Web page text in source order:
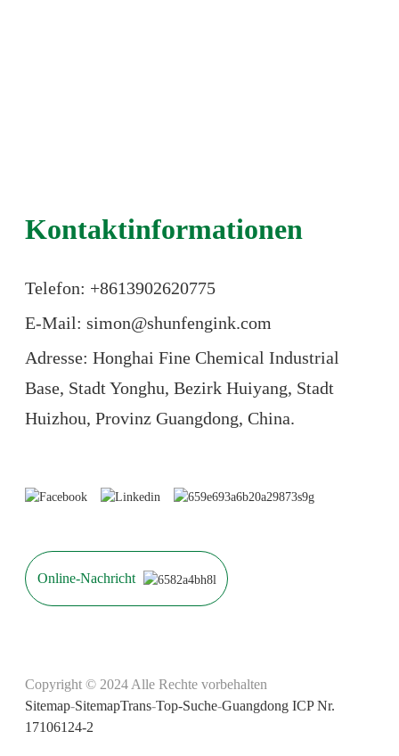
Kontaktinformationen
Telefon: +8613902620775
E-Mail: simon@shunfengink.com
Adresse: Honghai Fine Chemical Industrial
Base, Stadt Yonghu, Bezirk Huiyang, Stadt
Huizhou, Provinz Guangdong, China.
Online-Nachricht
Copyright © 2024 Alle Rechte vorbehalten
Sitemap-SitemapTrans-Top-Suche-Guangdong ICP Nr.
17106124-2